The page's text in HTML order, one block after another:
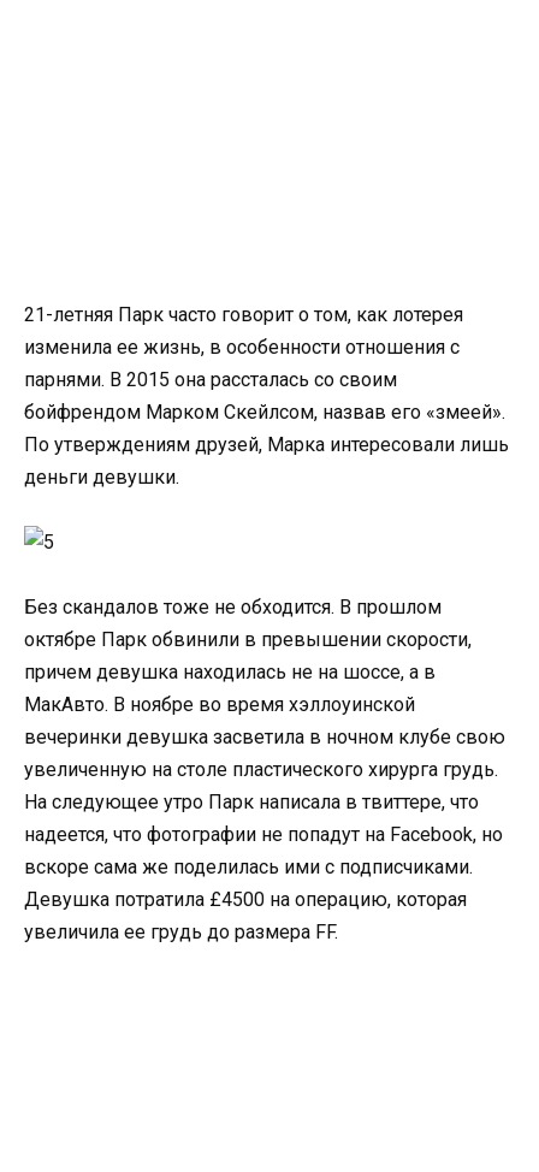
21-летняя Парк часто говорит о том, как лотерея
изменила ее жизнь, в особенности отношения с
парнями. В 2015 она рассталась со своим
бойфрендом Марком Скейлсом, назвав его «змеей».
По утверждениям друзей, Марка интересовали лишь
деньги девушки.
Без скандалов тоже не обходится. В прошлом
октябре Парк обвинили в превышении скорости,
причем девушка находилась не на шоссе, а в
МакАвто. В ноябре во время хэллоуинской
вечеринки девушка засветила в ночном клубе свою
увеличенную на столе пластического хирурга грудь.
На следующее утро Парк написала в твиттере, что
надеется, что фотографии не попадут на Facebook, но
вскоре сама же поделилась ими с подписчиками.
Девушка потратила £4500 на операцию, которая
увеличила ее грудь до размера FF.